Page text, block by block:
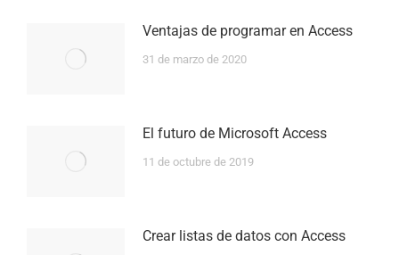
Ventajas de programar en Access
31 de marzo de 2020
El futuro de Microsoft Access
11 de octubre de 2019
Crear listas de datos con Access